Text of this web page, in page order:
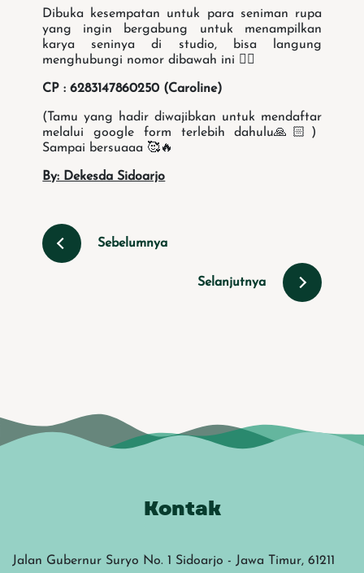
Dibuka kesempatan untuk para seniman rupa
yang ingin bergabung untuk menampilkan
karya seninya di studio, bisa langung
menghubungi nomor dibawah ini 👇🏻
CP : 6283147860250 (Caroline)
(Tamu yang hadir diwajibkan untuk mendaftar
melalui google form terlebih dahulu🙏🏻)
Sampai bersuaaa 🥰🔥
By: Dekesda Sidoarjo
Sebelumnya
Selanjutnya
Kontak
Jalan Gubernur Suryo No. 1 Sidoarjo - Jawa Timur, 61211